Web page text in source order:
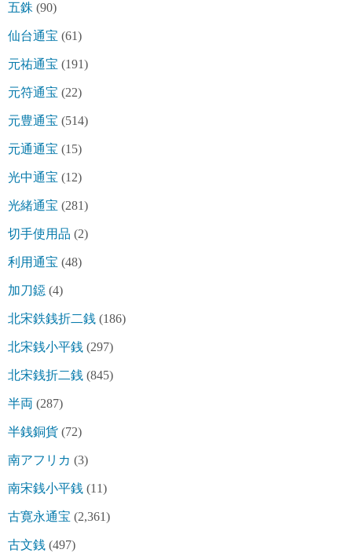
五銖 (90)
仙台通宝 (61)
元祐通宝 (191)
元符通宝 (22)
元豊通宝 (514)
元通通宝 (15)
光中通宝 (12)
光緒通宝 (281)
切手使用品 (2)
利用通宝 (48)
加刀鐚 (4)
北宋鉄銭折二銭 (186)
北宋銭小平銭 (297)
北宋銭折二銭 (845)
半両 (287)
半銭銅貨 (72)
南アフリカ (3)
南宋銭小平銭 (11)
古寛永通宝 (2,361)
古文銭 (497)